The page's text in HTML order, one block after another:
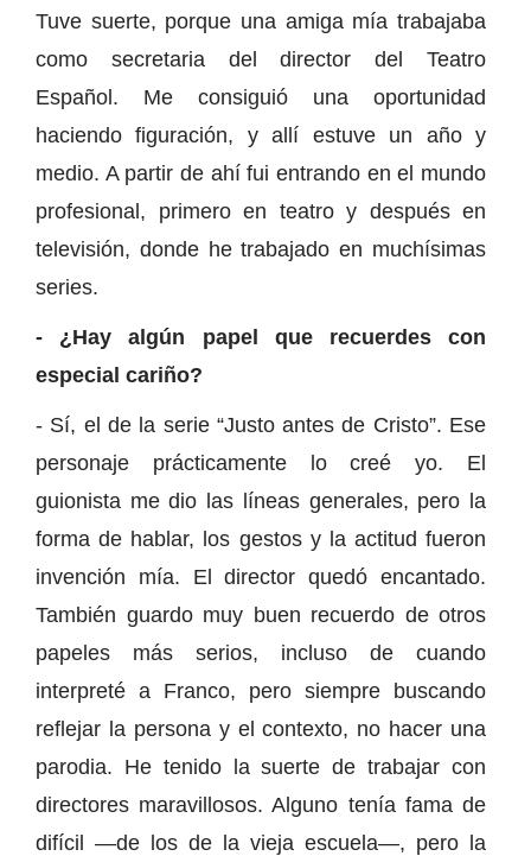
Tuve suerte, porque una amiga mía trabajaba
como secretaria del director del Teatro
Español. Me consiguió una oportunidad
haciendo figuración, y allí estuve un año y
medio. A partir de ahí fui entrando en el mundo
profesional, primero en teatro y después en
televisión, donde he trabajado en muchísimas
series.
- ¿Hay algún papel que recuerdes con
especial cariño?
- Sí, el de la serie “Justo antes de Cristo”. Ese
personaje prácticamente lo creé yo. El
guionista me dio las líneas generales, pero la
forma de hablar, los gestos y la actitud fueron
invención mía. El director quedó encantado.
También guardo muy buen recuerdo de otros
papeles más serios, incluso de cuando
interpreté a Franco, pero siempre buscando
reflejar la persona y el contexto, no hacer una
parodia. He tenido la suerte de trabajar con
directores maravillosos. Alguno tenía fama de
difícil —de los de la vieja escuela—, pero la